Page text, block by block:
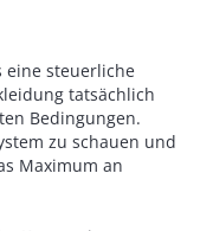
eine steuerliche
tatsächlich
Bedingungen.
zu schauen und
Maximum an